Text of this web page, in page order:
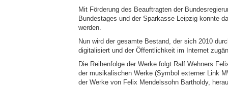
Mit Förderung des Beauftragten der
Bundestages und der Sparkasse Leipzig konnte
werden.
Nun wird der gesamte Bestand, der sich 2010
digitalisiert und der Öffentlichkeit im Internet
Die Reihenfolge der Werke folgt Ralf Wehners
der musikalischen Werke (Symbol externer Link
der Werke von Felix Mendelssohn Bartholdy,